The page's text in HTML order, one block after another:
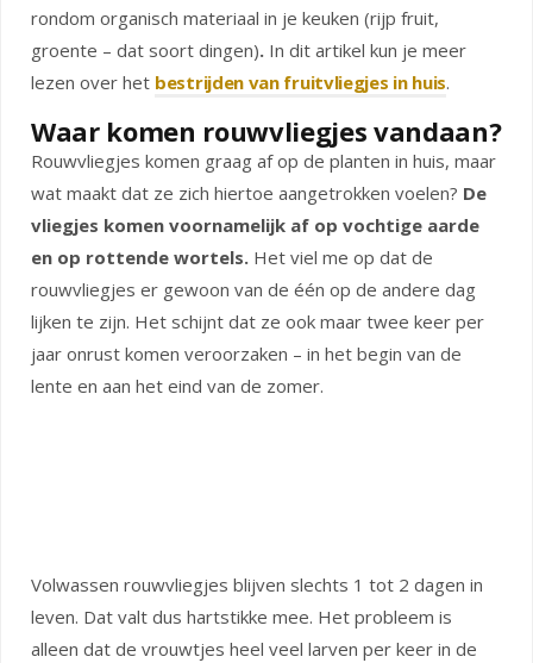
rondom organisch materiaal in je keuken (rijp fruit,
groente – dat soort dingen). In dit artikel kun je meer
lezen over het bestrijden van fruitvliegjes in huis.
Waar komen rouwvliegjes vandaan?
Rouwvliegjes komen graag af op de planten in huis, maar
wat maakt dat ze zich hiertoe aangetrokken voelen? De
vliegjes komen voornamelijk af op vochtige aarde
en op rottende wortels. Het viel me op dat de
rouwvliegjes er gewoon van de één op de andere dag
lijken te zijn. Het schijnt dat ze ook maar twee keer per
jaar onrust komen veroorzaken – in het begin van de
lente en aan het eind van de zomer.
Volwassen rouwvliegjes blijven slechts 1 tot 2 dagen in
leven. Dat valt dus hartstikke mee. Het probleem is
alleen dat de vrouwtjes heel veel larven per keer in de